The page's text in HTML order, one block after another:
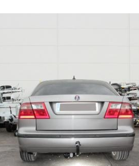
c'est-à-dire fabriqués
et quand nous le
d’autre choix, nous utilisons le
marché, le plus fiable et le plus
le montage d’un faisceau non
vous fera perdre tout recours et
constructeur en cas de
de faisceau est souvent mal
éclairages intérieurs et fait
autour d’un poste à souder et
et la normalisation sont
un attelage doit être
de tous les produits que nous
!Nous ne travaillons qu’avec
à même d’assurer le suivi de
SIARRATTELAGES